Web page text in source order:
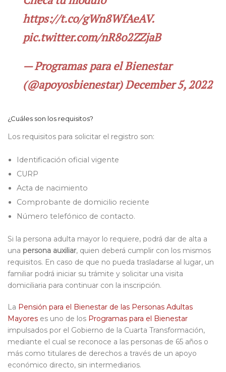
https://t.co/gWn8WfAeAV.
pic.twitter.com/nR8o2ZZjaB
— Programas para el Bienestar
(@apoyosbienestar)December 5, 2022
¿Cuáles son los requisitos?
Los requisitos para solicitar el registro son:
Identificación oficial vigente
CURP
Acta de nacimiento
Comprobante de domicilio reciente
Número telefónico de contacto.
Si la persona adulta mayor lo requiere, podrá dar de alta a
una persona auxiliar, quien deberá cumplir con los mismos
requisitos. En caso de que no pueda trasladarse al lugar, un
familiar podrá iniciar su trámite y solicitar una visita
domiciliaria para continuar con la inscripción.
La Pensión para el Bienestar de las Personas Adultas
Mayores es uno de los Programas para el Bienestar
impulsados por el Gobierno de la Cuarta Transformación,
mediante el cual se reconoce a las personas de 65 años o
más como titulares de derechos a través de un apoyo
económico directo, sin intermediarios.